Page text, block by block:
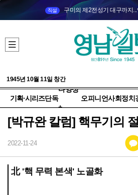
직설 구미의 제2전성기 대구까지
1945년 10월 11일 창간
기획·시리즈단독
다양성
+
오피니언사회정치
[박규완 칼럼] 핵무기의
2022-11-24
北 '핵 무력 본색' 노골화